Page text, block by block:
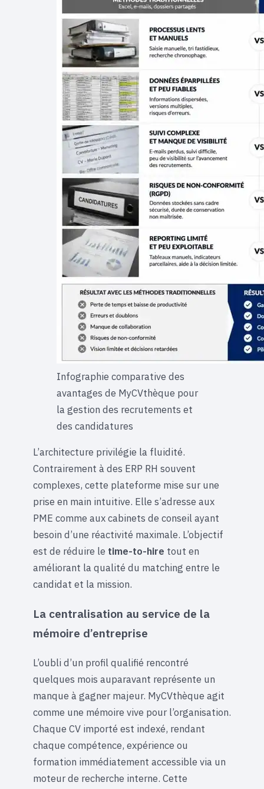
Infographie comparative des
avantages de MyCVthèque pour
la gestion des recrutements et
des candidatures
L’architecture privilégie la fluidité.
Contrairement à des ERP RH souvent
complexes, cette plateforme mise sur une
prise en main intuitive. Elle s’adresse aux
PME comme aux cabinets de conseil ayant
besoin d’une réactivité maximale. L’objectif
est de réduire le time-to-hire tout en
améliorant la qualité du matching entre le
candidat et la mission.
La centralisation au service de la
mémoire d’entreprise
L’oubli d’un profil qualifié rencontré
quelques mois auparavant représente un
manque à gagner majeur. MyCVthèque agit
comme une mémoire vive pour l’organisation.
Chaque CV importé est indexé, rendant
chaque compétence, expérience ou
formation immédiatement accessible via un
moteur de recherche interne. Cette